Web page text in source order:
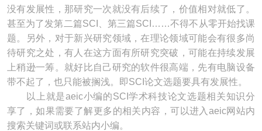
没有发展性，那研究一次就没有后续了，价值相对就低了。
甚至为了发第二篇SCI、第三篇SCI……不得不从零开始找课
题。另外，对于新兴研究领域，在理论领域可能会有很多尚
待研究之处，有人在这方面有所研究突破，可能在持续发展
上稍逊一筹。就好比自己研究的软件很高端，先有电脑设备
带不起了，也只能被搁浅。即SCI论文选题要具有发展性。
以上就是aeic小编的SCI学术科技论文选题相关知识分
享了，如果需要了解更多的相关内容，可以进入aeic网站内
搜索关键词或联系站内小编。